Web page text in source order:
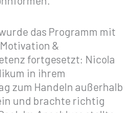
das Programm mit
&
fortgesetzt: Nicola
in ihrem
zum Handeln außerhalb
und brachte richtig